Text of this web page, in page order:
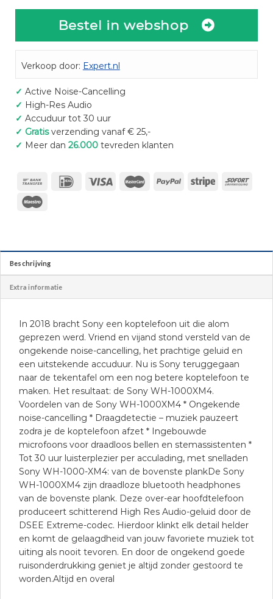
Bestel in webshop
Verkoop door: Expert.nl
✓ Active Noise-Cancelling
✓ High-Res Audio
✓ Accuduur tot 30 uur
✓ Gratisverzending vanaf € 25,-
✓ Meer dan 26.000tevreden klanten
Beschrijving
Extra informatie
In 2018 bracht Sony een koptelefoon uit die alom
geprezen werd. Vriend en vijand stond versteld van de
ongekende noise-cancelling, het prachtige geluid en
een uitstekende accuduur. Nu is Sony teruggegaan
naar de tekentafel om een nog betere koptelefoon te
maken. Het resultaat: de Sony WH-1000XM4.
Voordelen van de Sony WH-1000XM4 * Ongekende
noise-cancelling * Draagdetectie – muziek pauzeert
zodra je de koptelefoon afzet * Ingebouwde
microfoons voor draadloos bellen en stemassistenten *
Tot 30 uur luisterplezier per acculading, met snelladen
Sony WH-1000-XM4: van de bovenste plankDe Sony
WH-1000XM4 zijn draadloze bluetooth headphones
van de bovenste plank. Deze over-ear hoofdtelefoon
produceert schitterend High Res Audio-geluid door de
DSEE Extreme-codec. Hierdoor klinkt elk detail helder
en komt de gelaagdheid van jouw favoriete muziek tot
uiting als nooit tevoren. En door de ongekend goede
ruisonderdrukking geniet je altijd zonder gestoord te
worden.Altijd en overal